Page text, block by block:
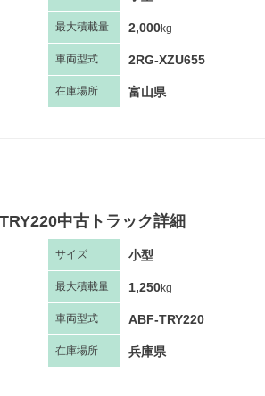
最大積載量 2,000kg
車両型式 2RG-XZU655
在庫場所 富山県
中古トラック詳細
サイズ 小型
最大積載量 1,250kg
車両型式 ABF-TRY220
在庫場所 兵庫県